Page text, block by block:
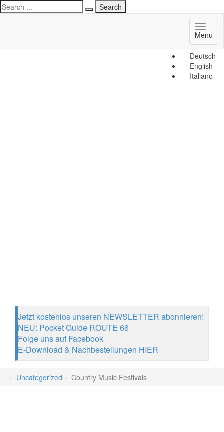
Deutsch
English
Italiano
Menu
Jetzt kostenlos unseren NEWSLETTER abonnieren!
NEU: Pocket Guide ROUTE 66
Folge uns auf Facebook
E-Download & Nachbestellungen HIER
Uncategorized Country Music Festivals